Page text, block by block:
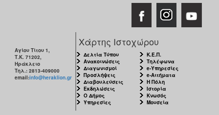
Αγίου Τίτου 1,
Τ.Κ. 71202,
Ηράκλειο
Τηλ.: 2813-409000
email:info@heraklion.gr
Χάρτης Ιστοχώρου
Δελτία Τύπου
Ανακοινώσεις
Διαγωνισμοί
Προσλήψεις
Διαβουλεύσεις
Εκδηλώσεις
Ο Δήμος
Υπηρεσίες
Κ.Ε.Π.
Τηλέφωνα
e-Υπηρεσίες
e-Αιτήματα
Η Πόλη
Ιστορία
Κνωσός
Μουσεία